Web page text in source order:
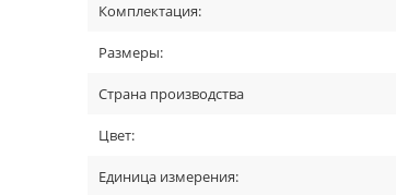
Комплектация:
Размеры:
Страна производства
Цвет:
Единица измерения: